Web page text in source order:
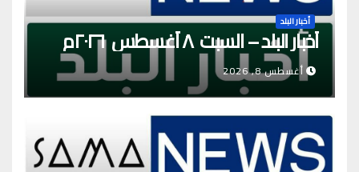
أخبار البلد
أخبار البلد – السبت ٨ أغسطس ٢٠٢٦م
أغسطس 8, 2026